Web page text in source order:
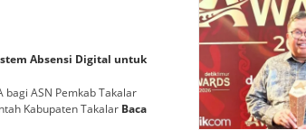
Absensi Digital untuk
bagi ASN Pemkab Takalar
Kabupaten Takalar Baca